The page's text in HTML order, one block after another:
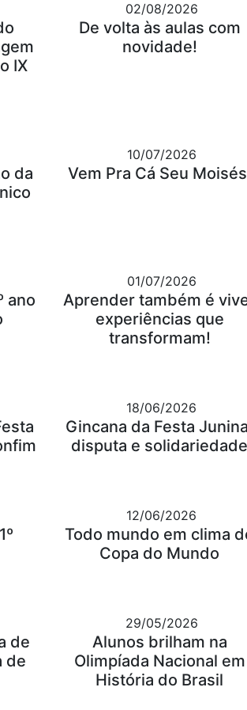
IX
02/08/2026
De volta às aulas com
novidade!
da
10/07/2026
Vem Pra Cá Seu
ano
01/07/2026
Aprender também é
experiências que
transformam!
18/06/2026
Gincana da Festa
disputa e solidariedade
12/06/2026
Todo mundo em clima
Copa do Mundo
de
de
29/05/2026
Alunos brilham na
Olimpíada Nacional em
História do Brasil